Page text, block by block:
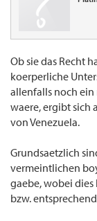
Ob sie das Recht
koerperliche
allenfalls noch
waere, ergibt sich
von Venezuela.
Grundsaetzlich
vermeintlichen
gaebe, wobei
bzw.